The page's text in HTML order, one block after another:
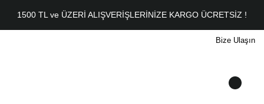
1500 TL ve ÜZERİ ALIŞVERİŞLERİNİZE KARGO ÜCRETSİZ !
Bize Ulaşın